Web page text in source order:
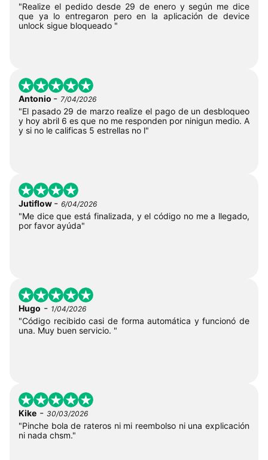
"Realize el pedido desde 29 de enero y según me dice
que ya lo entregaron pero en la aplicación de device
unlock sigue bloqueado "
Antonio - 7/04/2026
"El pasado 29 de marzo realize el pago de un desbloqueo
y hoy abril 6 es que no me responden por ninigun medio. A
y si no le calificas 5 estrellas no l"
Jutiflow - 6/04/2026
"Me dice que está finalizada, y el código no me a llegado,
por favor ayúda"
Hugo - 1/04/2026
"Código recibido casi de forma automática y funcionó de
una. Muy buen servicio. "
Kike - 30/03/2026
"Pinche bola de rateros ni mi reembolso ni una explicación
ni nada chsm."